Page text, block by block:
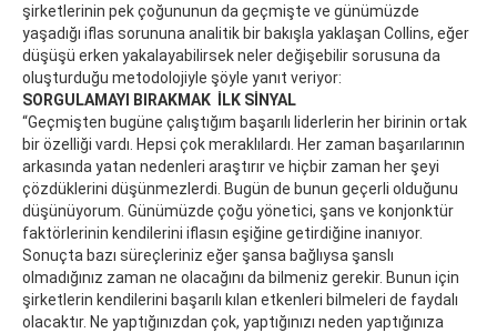
şirketlerinin pek çoğununun da geçmişte ve günümüzde
yaşadığı iflas sorununa analitik bir bakışla yaklaşan Collins, eğer
düşüşü erken yakalayabilirsek neler değişebilir sorusuna da
oluşturduğu metodolojiyle şöyle yanıt veriyor:
SORGULAMAYI BIRAKMAK İLK SİNYAL
“Geçmişten bugüne çalıştığım başarılı liderlerin her birinin ortak
bir özelliği vardı. Hepsi çok meraklılardı. Her zaman başarılarının
arkasında yatan nedenleri araştırır ve hiçbir zaman her şeyi
çözdüklerini düşünmezlerdi. Bugün de bunun geçerli olduğunu
düşünüyorum. Günümüzde çoğu yönetici, şans ve konjonktür
faktörlerinin kendilerini iflasın eşiğine getirdiğine inanıyor.
Sonuçta bazı süreçleriniz eğer şansa bağlıysa şanslı
olmadığınız zaman ne olacağını da bilmeniz gerekir. Bunun için
şirketlerin kendilerini başarılı kılan etkenleri bilmeleri de faydalı
olacaktır. Ne yaptığınızdan çok, yaptığınızı neden yaptığınıza